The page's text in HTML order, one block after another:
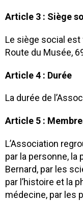
Article 3 : Siège
Le siège social est
Route du Musée,
Article 4 : Durée
La durée de
Article 5 :
L’Association
par la personne, la
Bernard, par les
par l’histoire et la
médecine, par les